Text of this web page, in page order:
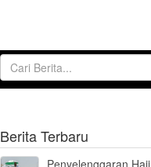
Berita Terbaru
Penyelenggaran Haji